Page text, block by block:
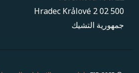
500 02 Hradec Krảlové 2
جمهورية التشيك